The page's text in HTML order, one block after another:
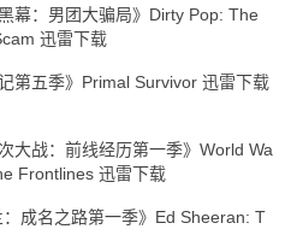
幕：男团大骗局》Dirty Pop: The
迅雷下载
第五季》Primal Survivor 迅雷下载
大战：前线经历第一季》World Wa
Frontlines 迅雷下载
：成名之路第一季》Ed Sheeran: T